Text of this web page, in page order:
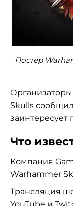
Постер
Skulls
заинтересует
Что
Компания
Warhammer
Трансляция